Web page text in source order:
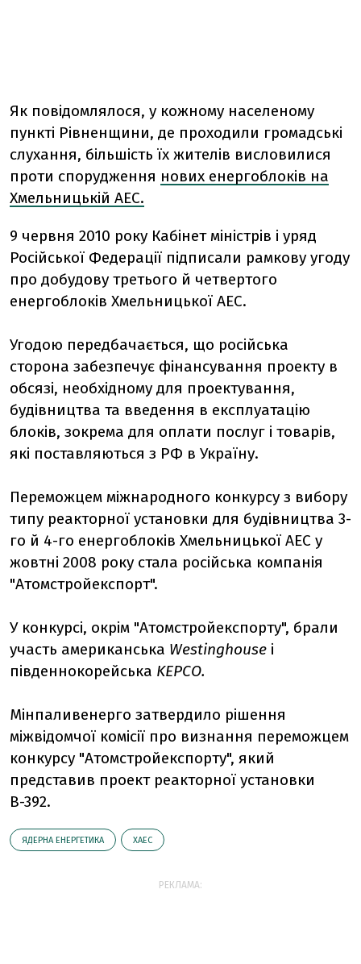
Як повідомлялося, у кожному населеному
пункті Рівненщини, де проходили громадські
слухання, більшість їх жителів висловилися
проти спорудження нових енергоблоків на
Хмельницькій АЕС.
9 червня 2010 року Кабінет міністрів і уряд
Російської Федерації підписали рамкову угоду
про добудову третього й четвертого
енергоблоків Хмельницької АЕС.
Угодою передбачається, що російська
сторона забезпечує фінансування проекту в
обсязі, необхідному для проектування,
будівництва та введення в експлуатацію
блоків, зокрема для оплати послуг і товарів,
які поставляються з РФ в Україну.
Переможцем міжнародного конкурсу з вибору
типу реакторної установки для будівництва 3-
го й 4-го енергоблоків Хмельницької АЕС у
жовтні 2008 року стала російська компанія
"Атомстройекспорт".
У конкурсі, окрім "Атомстройекспорту", брали
участь американська Westinghouse і
південнокорейська KEPCO.
Мінпаливенерго затвердило рішення
міжвідомчої комісії про визнання переможцем
конкурсу "Атомстройекспорту", який
представив проект реакторної установки
В-392.
ЯДЕРНА ЕНЕРГЕТИКА ХАЕС
РЕКЛАМА: